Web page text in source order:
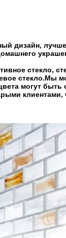
дизайн,
стекло,
стекло.Мы
могут